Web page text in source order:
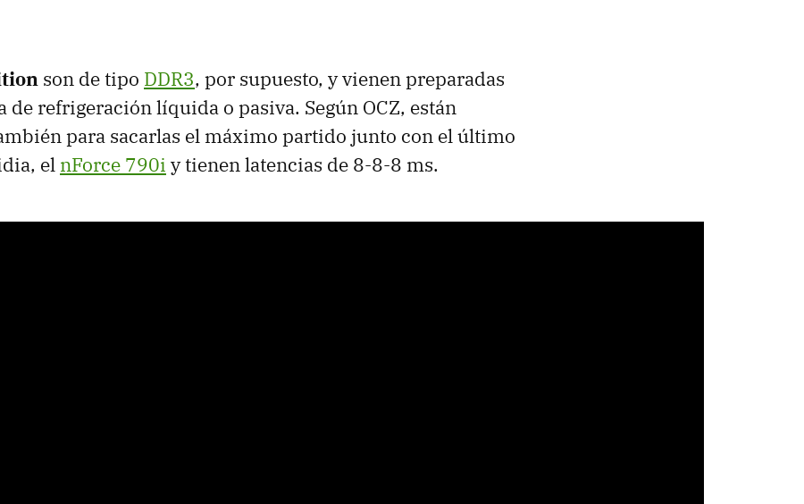
son de tipo DDR3, por supuesto, y vienen preparadas
de refrigeración líquida o pasiva. Según OCZ, están
para sacarlas el máximo partido junto con el último
el nForce 790i y tienen latencias de 8-8-8 ms.